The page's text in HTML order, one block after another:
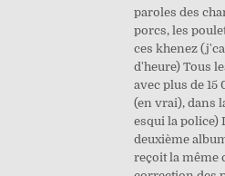
paroles des
porcs, les
ces khenez
d'heure) Tous
avec plus de
(en vrai), dans
esqui la police)
deuxième
reçoit la même